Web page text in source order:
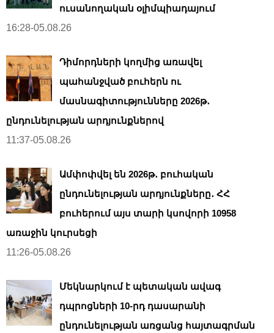
ուսանողական օլիմպիադայում
16:28-05.08.26
Դիմորդների կողմից առավել
պահանջված բուհերն ու
մասնագիտությունները 2026թ․
ընդունելության արդյունքներով
11:37-05.08.26
Ամփոփվել են 2026թ․ բուհական
ընդունելության արդյունքները․ ՀՀ
բուհերում այս տարի կսովորի 10958
առաջին կուրսեցի
11:26-05.08.26
Մեկնարկում է պետական ավագ
դպրոցների 10-րդ դասարանի
ընդունելության առցանց հայտագրման